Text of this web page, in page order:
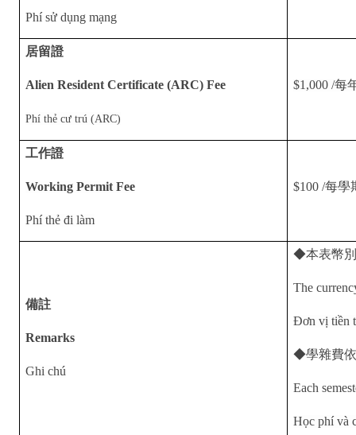
Phí sử dụng mạng
居留證
Alien Resident Certificate (ARC) Fee
Phí thẻ cư trú (ARC)
$1,000 /每
工作證
Working Permit Fee
Phí thẻ đi làm
$100 /每學
備註
Remarks
Ghi chú
◆本表幣
The
Đơn vị tiền
◆學雜費
Each
Học phí và